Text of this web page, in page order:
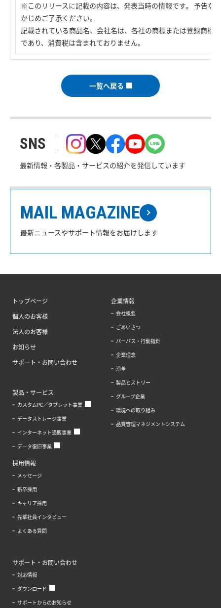
※このリリースに記載の内容は、発表当時の情報です。 予告な
かじめご了承ください。
記載されている商品名、会社名は、各社の商標または登録商標
であり、消費税は含まれておりません。
一覧へ戻る
SNS
最新情報・各製品・サービスの紹介を発信しています
MAIL MAGAZINE
最新ニュースやサポート情報をお届けします
トップページ
個人のお客様
法人のお客様
お知らせ
サポート・お問い合わせ
製品・サービス
カスタムPC／タブレット事業
データストレージ事業
インターネット通販事業
データ復旧事業
企業情報
会社概要
ごあいさつ
パーパス・行動指針
企業理念
沿革
製品ヒストリー
グループ企業
環境への取り組み
品質管理マネジメントシステム
採用情報
メッセージ
新卒採用
キャリア採用
先輩社員インタビュー
よくある質問
サポート・お問い合わせ
対応情報
ダウンロード
サポートからのお知らせ